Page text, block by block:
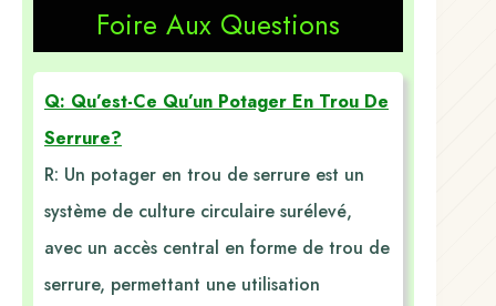
Foire Aux Questions
Q: Qu’est-Ce Qu’un Potager En Trou De
Serrure?
R: Un potager en trou de serrure est un
système de culture circulaire surélevé,
avec un accès central en forme de trou de
serrure, permettant une utilisation